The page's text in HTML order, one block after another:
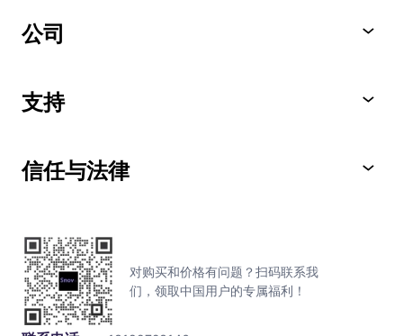
公司
支持
信任与法律
对购买和价格有问题？扫码联系我
们，领取中国用户的专属福利！